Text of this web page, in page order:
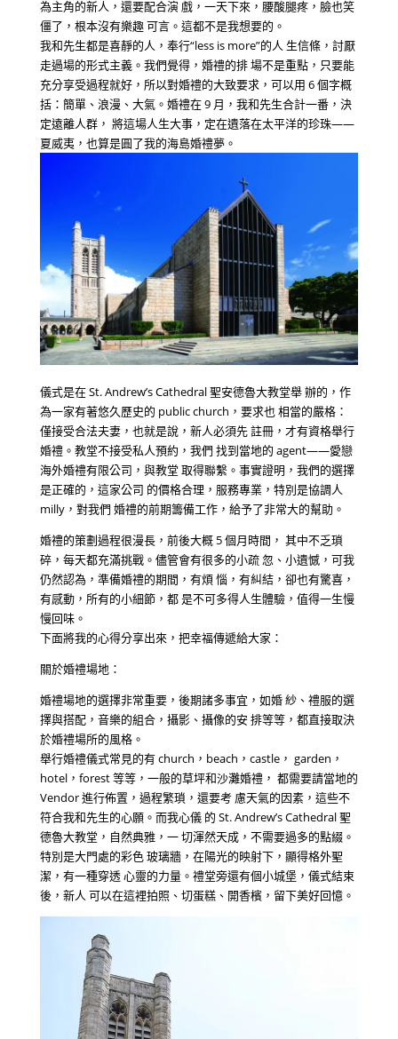
為主角的新人，還要配合演 戲，一天下來，腰酸腿疼，臉也笑
僵了，根本沒有樂趣 可言。這都不是我想要的。
我和先生都是喜靜的人，奉行“less is more”的人 生信條，討厭
走過場的形式主義。我們覺得，婚禮的排 場不是重點，只要能
充分享受過程就好，所以對婚禮的大致要求，可以用 6 個字概
括：簡單、浪漫、大氣。婚禮在 9 月，我和先生合計一番，決
定遠離人群， 將這場人生大事，定在遺落在太平洋的珍珠——
夏威夷，也算是圓了我的海島婚禮夢。
儀式是在 St. Andrew’s Cathedral 聖安德魯大教堂舉 辦的，作
為一家有著悠久歷史的 public church，要求也 相當的嚴格：
僅接受合法夫妻，也就是說，新人必須先 註冊，才有資格舉行
婚禮。教堂不接受私人預約，我們 找到當地的 agent——愛戀
海外婚禮有限公司，與教堂 取得聯繫。事實證明，我們的選擇
是正確的，這家公司 的價格合理，服務專業，特別是協調人
milly，對我們 婚禮的前期籌備工作，給予了非常大的幫助。
婚禮的策劃過程很漫長，前後大概 5 個月時間， 其中不乏瑣
碎，每天都充滿挑戰。儘管會有很多的小疏 忽、小遺憾，可我
仍然認為，準備婚禮的期間，有煩 惱，有糾結，卻也有驚喜，
有感動，所有的小細節，都 是不可多得人生體驗，值得一生慢
慢回味。
下面將我的心得分享出來，把幸福傳遞給大家：
關於婚禮場地：
婚禮場地的選擇非常重要，後期諸多事宜，如婚 紗、禮服的選
擇與搭配，音樂的組合，攝影、攝像的安 排等等，都直接取決
於婚禮場所的風格。
舉行婚禮儀式常見的有 church，beach，castle， garden，
hotel，forest 等等，一般的草坪和沙灘婚禮， 都需要請當地的
Vendor 進行佈置，過程繁瑣，還要考 慮天氣的因素，這些不
符合我和先生的心願。而我心儀 的 St. Andrew’s Cathedral 聖
德魯大教堂，自然典雅，一 切渾然天成，不需要過多的點綴。
特別是大門處的彩色 玻璃牆，在陽光的映射下，顯得格外聖
潔，有一種穿透 心靈的力量。禮堂旁還有個小城堡，儀式結束
後，新人 可以在這裡拍照、切蛋糕、開香檳，留下美好回憶。